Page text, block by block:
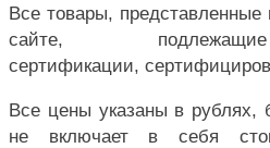
Все товары,
сайте,
сертификации,
Все цены указаны в
не включает в себя